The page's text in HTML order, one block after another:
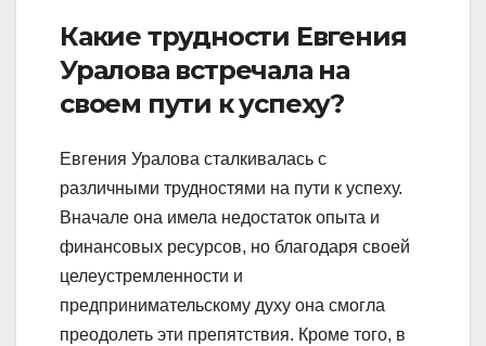
Какие трудности Евгения
Уралова встречала на
своем пути к успеху?
Евгения Уралова сталкивалась с
различными трудностями на пути к успеху.
Вначале она имела недостаток опыта и
финансовых ресурсов, но благодаря своей
целеустремленности и
предпринимательскому духу она смогла
преодолеть эти препятствия. Кроме того, в